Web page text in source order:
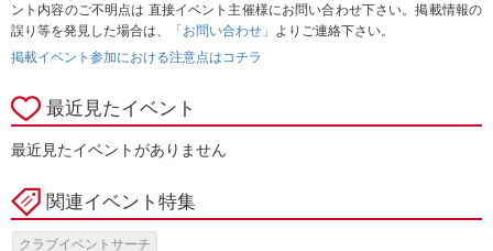
ント内容のご不明点は 直接イベント主催様にお問い合わせ下さい。掲載情報の
誤り等を発見した場合は、
「お問い合わせ」 よりご連絡下さい。
掲載イベント参加における注意点はコチラ
最近見たイベント
最近見たイベントがありません
関連イベント特集
クラブイベントサーチ